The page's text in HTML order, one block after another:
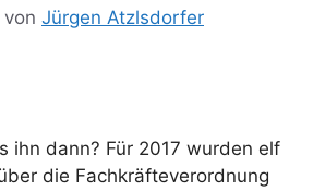
von Jürgen Atzlsdorfer
ihn dann? Für 2017 wurden elf
die Fachkräfteverordnung